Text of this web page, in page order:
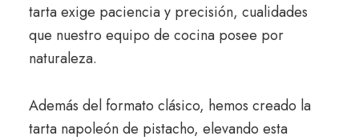
tarta exige paciencia y precisión, cualidades
que nuestro equipo de cocina posee por
naturaleza.
Además del formato clásico, hemos creado la
tarta napoleón de pistacho, elevando esta